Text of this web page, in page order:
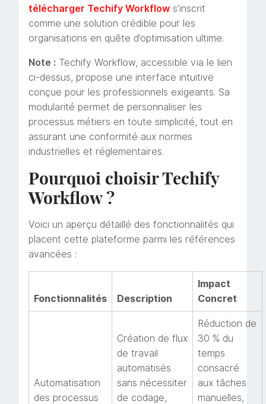
télécharger Techify Workflow s’inscrit
comme une solution crédible pour les
organisations en quête d’optimisation ultime.
Note : Techify Workflow, accessible via le lien
ci-dessus, propose une interface intuitive
conçue pour les professionnels exigeants. Sa
modularité permet de personnaliser les
processus métiers en toute simplicité, tout en
assurant une conformité aux normes
industrielles et réglementaires.
Pourquoi choisir Techify
Workflow ?
Voici un aperçu détaillé des fonctionnalités qui
placent cette plateforme parmi les références
avancées :
Fonctionnalités Description
Impact
Concret
Automatisation
des processus
Création de flux
de travail
automatisés
sans nécessiter
de codage,
Réduction de
30 % du
temps
consacré
aux tâches
manuelles,